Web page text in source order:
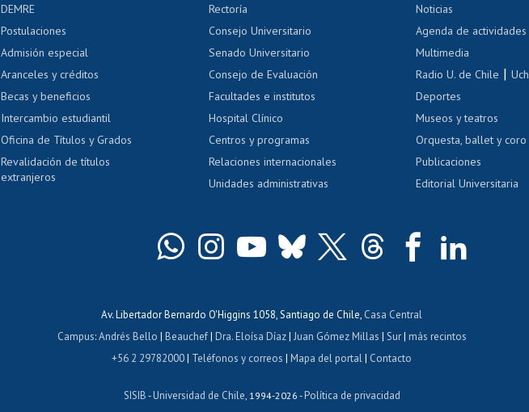
Servicio médico y dental
Pago de arancel y crédito alumnos
Pago de arancel y crédito exalumnos
Certificado de títulos y grados
Evaluación docente
Calificación académica
Postulación al AUCAI
Certificado de renta
Certificado de renta
Gestión de correo
Acoso laboral,
DEMRE
Postulaciones
Admisión especial
Aranceles y créditos
Becas y beneficios
Intercambio estudiantil
Oficina de Títulos y Grados
Revalidación de títulos
extranjeros
Rectoría
Consejo Universitario
Senado Universitario
Consejo de Evaluación
Facultades e institutos
Hospital Clínico
Centros y programas
Relaciones internacionales
Unidades administrativas
Noticias
Agenda de actividades
Multimedia
Radio U. de Chile |
Deportes
Museos y teatros
Orquesta, ballet y coro
Publicaciones
Editorial Universitaria
Av. Libertador Bernardo O'Higgins 1058, Santiago de Chile, Casa Central
Campus:Andrés Bello | Beauchef| Dra. Eloísa Díaz| Juan Gómez Millas | Sur| más recintos
+56 2 29782000| Teléfonos y correos |Mapa del portal| Contacto
SISIB -Universidad de Chile, 1994-2026 -Política de privacidad